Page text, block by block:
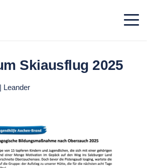
Skiausflug 2025
Leander